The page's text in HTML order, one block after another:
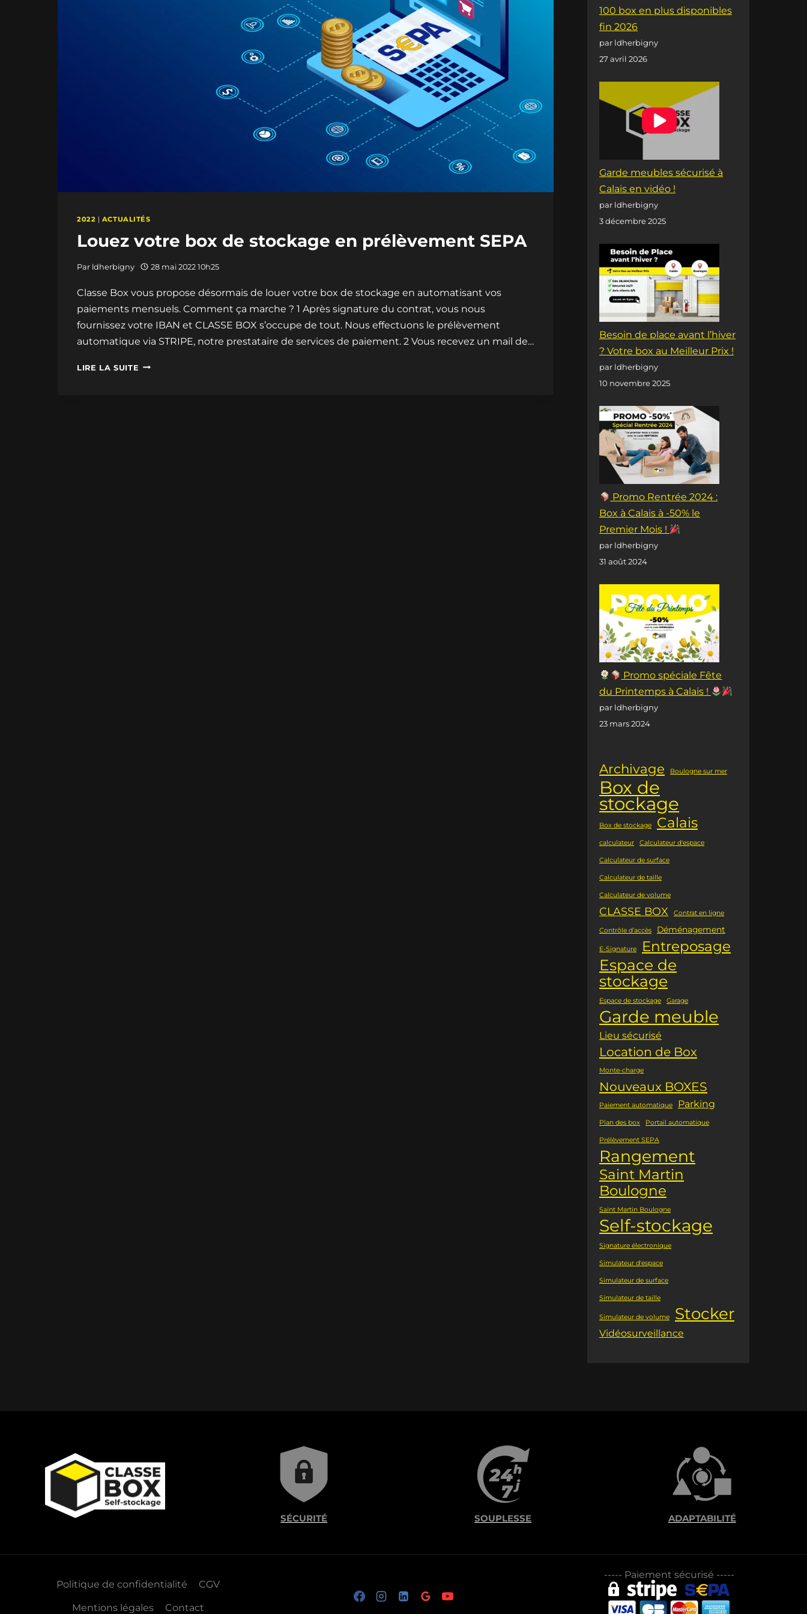
2022 | ACTUALITÉS
Louez votre box de stockage en prélèvement SEPA
Par ldherbigny 28 mai 2022 10h25
Classe Box vous propose désormais de louer votre box de stockage en automatisant vos
paiements mensuels. Comment ça marche ? 1 Après signature du contrat, vous nous
fournissez votre IBAN et CLASSE BOX s’occupe de tout. Nous effectuons le prélèvement
automatique via STRIPE, notre prestataire de services de paiement. 2 Vous recevez un mail de…
LIRE LA SUITE LOUEZ
100 box en plus disponibles
fin 2026
par ldherbigny
27 avril 2026
Garde meubles sécurisé à
Calais en vidéo !
par ldherbigny
3 décembre 2025
Besoin de place avant l’hiver
? Votre box au Meilleur Prix !
par ldherbigny
10 novembre 2025
Promo Rentrée 2024 :
Box à Calais à -50% le
Premier Mois !
par ldherbigny
31 août 2024
Promo spéciale Fête
du Printemps à Calais !
par ldherbigny
23 mars 2024
Archivage Boulogne sur mer
Box de
stockage
Box de stockage Calais
calculateur Calculateur d'espace
Calculateur de surface
Calculateur de taille
Calculateur de volume
CLASSE BOX Contrat en ligne
Contrôle d’accès Déménagement
E-Signature Entreposage
Espace de
stockage
Espace de stockage Garage
Garde meuble
Lieu sécurisé
Location de Box
Monte-charge
Nouveaux BOXES
Paiement automatique Parking
Plan des box Portail automatique
Prélèvement SEPA
Rangement
Saint Martin
Boulogne
Saint Martin Boulogne
Self-stockage
Signature électronique
Simulateur d'espace
Simulateur de surface
Simulateur de taille
Simulateur de volume Stocker
Vidéosurveillance
SÉCURITÉ SOUPLESSE ADAPTABILITÉ
Politique de confidentialité CGV
Mentions légales Contact
----- Paiement sécurisé -----